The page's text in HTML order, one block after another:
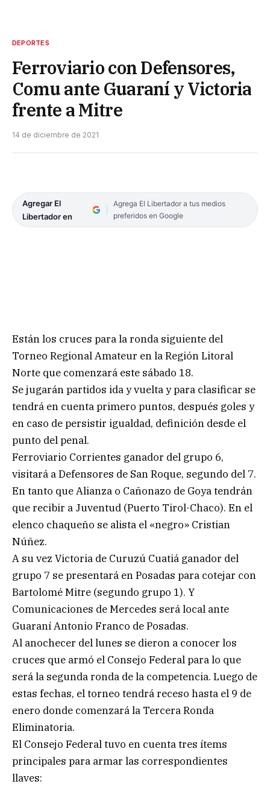
DEPORTES
Ferroviario con Defensores,
Comu ante Guaraní y Victoria
frente a Mitre
14 de diciembre de 2021
Agregar El
Libertador en
Agrega El Libertador a tus medios
preferidos en Google
Están los cruces para la ronda siguiente del
Torneo Regional Amateur en la Región Litoral
Norte que comenzará este sábado 18.
Se jugarán partidos ida y vuelta y para clasificar se
tendrá en cuenta primero puntos, después goles y
en caso de persistir igualdad, definición desde el
punto del penal.
Ferroviario Corrientes ganador del grupo 6,
visitará a Defensores de San Roque, segundo del 7.
En tanto que Alianza o Cañonazo de Goya tendrán
que recibir a Juventud (Puerto Tirol-Chaco). En el
elenco chaqueño se alista el «negro» Cristian
Núñez.
A su vez Victoria de Curuzú Cuatiá ganador del
grupo 7 se presentará en Posadas para cotejar con
Bartolomé Mitre (segundo grupo 1). Y
Comunicaciones de Mercedes será local ante
Guaraní Antonio Franco de Posadas.
Al anochecer del lunes se dieron a conocer los
cruces que armó el Consejo Federal para lo que
será la segunda ronda de la competencia. Luego de
estas fechas, el torneo tendrá receso hasta el 9 de
enero donde comenzará la Tercera Ronda
Eliminatoria.
El Consejo Federal tuvo en cuenta tres ítems
principales para armar las correspondientes
llaves: